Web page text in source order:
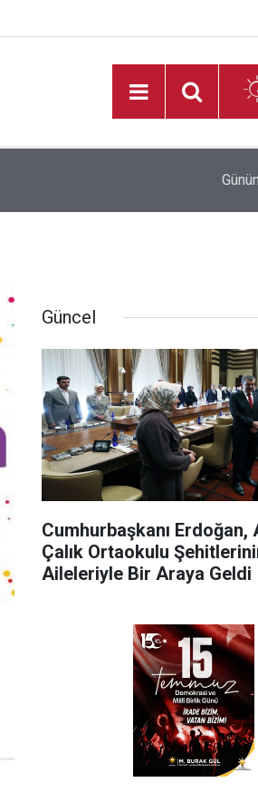
Madrigal,
Güncel
Cumhurbaşkanı Erdoğan,
Çalık Ortaokulu
Aileleriyle Bir Araya Geldi